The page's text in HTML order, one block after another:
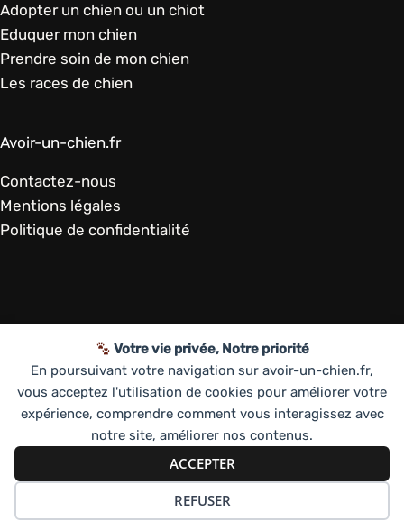
Votre vie privée, Notre priorité
En poursuivant votre navigation sur avoir-un-chien.fr,
vous acceptez l'utilisation de cookies pour améliorer votre
expérience, comprendre comment vous interagissez avec
notre site, améliorer nos contenus.
ACCEPTER
REFUSER
Adopter un chien ou un chiot
Eduquer mon chien
Prendre soin de mon chien
Les races de chien
Avoir-un-chien.fr
Contactez-nous
Mentions légales
Politique de confidentialité
Copyright © 2026 | avoir-un-chien.fr, Avoir un
chien
Disclaimer : ce site propose des liens affiliés vers des
partenaires. En passant par ces liens, vous soutenez